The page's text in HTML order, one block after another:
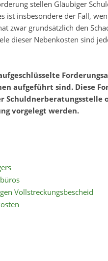
stellen Gläubiger
ist insbesondere der Fall,
zwar grundsätzlich den
dieser Nebenkosten sind
aufgeführt sind. Diese
Schuldnerberatungsstelle
vorgelegt werden.
Vollstreckungsbescheid